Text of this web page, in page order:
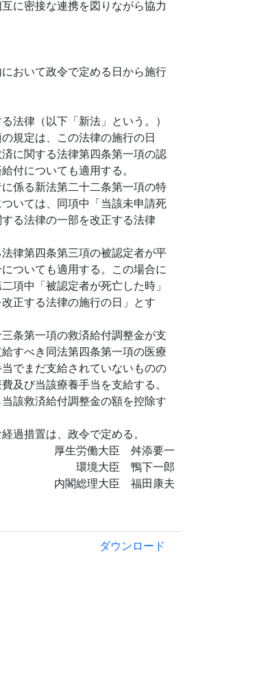
に密接な連携を図りながら協力
おいて政令で定める日から施行
法律（以下「新法」という。）
規定は、この法律の施行の日
に関する法律第四条第一項の認
付についても適用する。
係る新法第二十二条第一項の特
いては、同項中「当該未申請死
る法律の一部を改正する法律
律第四条第三項の被認定者が平
ついても適用する。この場合に
項中「被認定者が死亡した時」
正する法律の施行の日」とす
条第一項の救済給付調整金が支
すべき同法第四条第一項の医療
でまだ支給されていないものの
及び当該療養手当を支給する。
該救済給付調整金の額を控除す
過措置は、政令で定める。
厚生労働大臣 舛添要一
環境大臣 鴨下一郎
内閣総理大臣 福田康夫
ダウンロード